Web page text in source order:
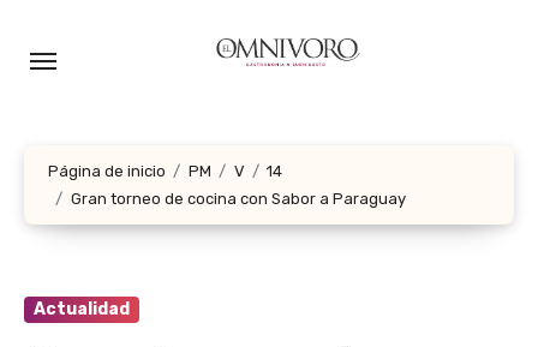
Página de inicio PM V
14
Gran torneo de cocina con Sabor a Paraguay
Actualidad